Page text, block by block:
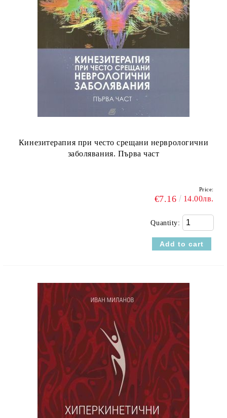
Кинезитерапия при често срещани нерврологични
заболявания. Първа част
Price:
€7.16 14.00лв.
Quantity: